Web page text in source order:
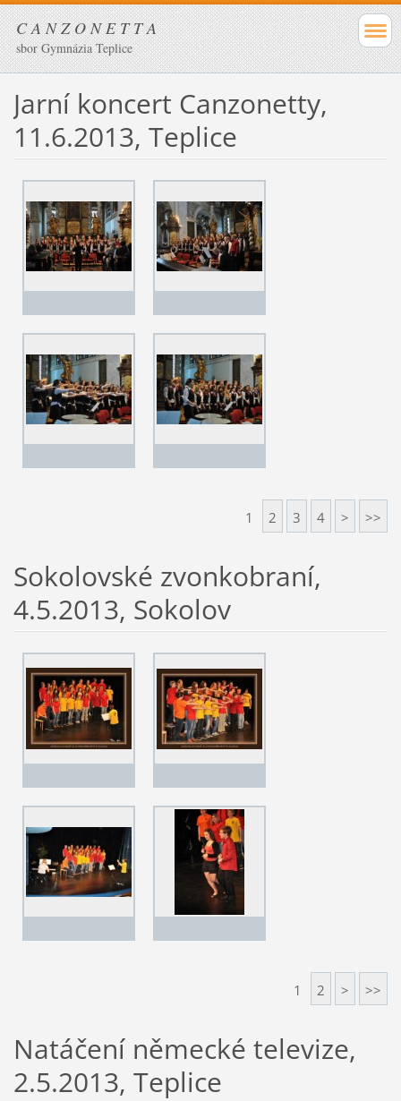
C A N Z O N E T T A
sbor Gymnázia Teplice
Jarní koncert Canzonetty,
11.6.2013, Teplice
1 2 3 4 > >>
Sokolovské zvonkobraní,
4.5.2013, Sokolov
1 2 > >>
Natáčení německé televize,
2.5.2013, Teplice